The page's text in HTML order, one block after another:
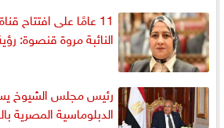
11 عامًا على افتتاح
النائبة مروة قنصوة:
رئيس مجلس الشيوخ
الدبلوماسية المصرية